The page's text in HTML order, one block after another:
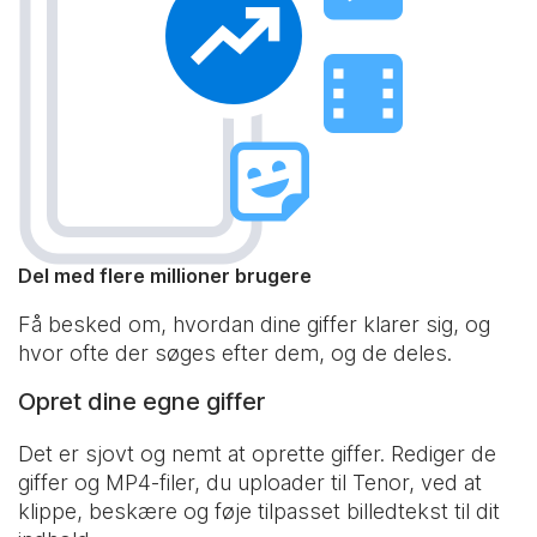
Del med flere millioner brugere
Få besked om, hvordan dine giffer klarer sig, og
hvor ofte der søges efter dem, og de deles.
Opret dine egne giffer
Det er sjovt og nemt at oprette giffer. Rediger de
giffer og MP4-filer, du uploader til Tenor, ved at
klippe, beskære og føje tilpasset billedtekst til dit